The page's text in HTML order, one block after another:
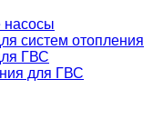
систем отопления
ГВС
для ГВС